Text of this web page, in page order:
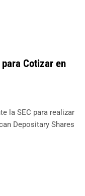
Cotizar en
la SEC para realizar
Depositary Shares